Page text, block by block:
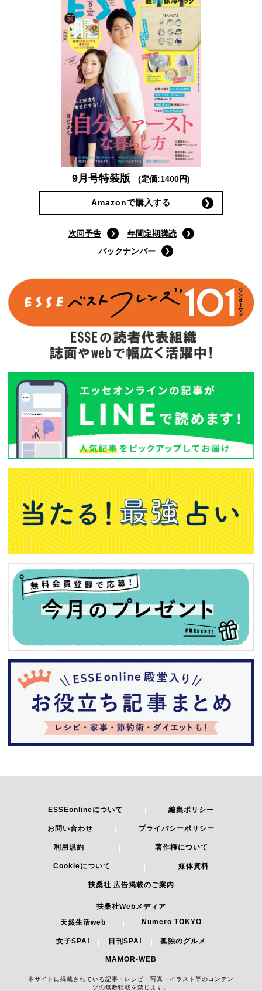
9月号特装版 (定価:1400円)
Amazonで購入する
次回予告
年間定期購読
バックナンバー
ESSEonlineについて 編集ポリシー
お問い合わせ プライバシーポリシー
利用規約 著作権について
Cookieについて 媒体資料
扶桑社 広告掲載のご案内
扶桑社Webメディア
天然生活web
Numero TOKYO
女子SPA! 日刊SPA! 孤独のグルメ
MAMOR-WEB
本サイトに掲載されている記事・レシピ・写真・イラスト等のコンテン
ツの無断転載を禁じます。